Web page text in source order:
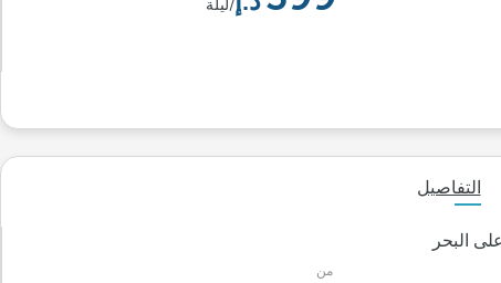
/ليلة
التفاصيل
على البحر
من